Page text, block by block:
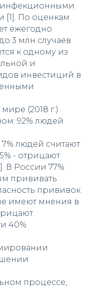
инфекционными
[1]. По оценкам
ежегодно
3 млн случаев
к одному из
и
инвестиций в
(2018 г.)
92% людей
людей считают
- отрицают
В России 77%
прививать
прививок
имеют мнения в
40%
процессе,